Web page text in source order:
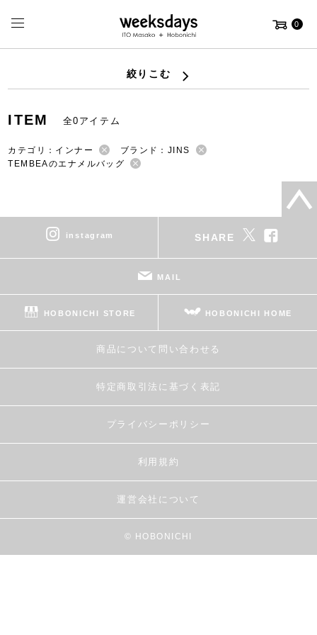
0
絞りこむ
ITEM 全0アイテム
カテゴリ：インナー
ブランド：JINS
TEMBEAのエナメルバッグ
instagram SHARE
MAIL
HOBONICHI STORE HOBONICHI HOME
商品について問い合わせる
特定商取引法に基づく表記
プライバシーポリシー
利用規約
運営会社について
© HOBONICHI